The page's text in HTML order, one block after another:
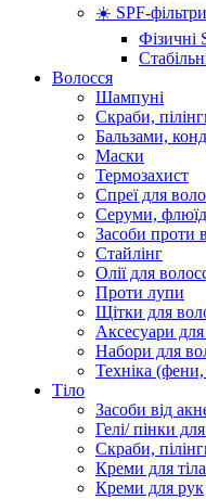
☀️ SPF-фільтри
Фізичні
Волосся
Шампуні
Скраби,
Бальзами,
Маски
Термозахист
Спреї для
Серуми,
Засоби проти
Стайлінг
Олії для
Проти лупи
Щітки для
Аксесуари
Набори для
Техніка
Тіло
Засоби від
Гелі/ пінки
Скраби,
Креми для
Креми для рук